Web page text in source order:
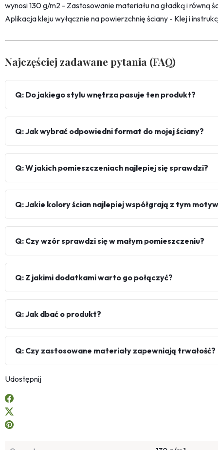
wynosi 130 g/m2 - Zastosowanie materiału na gładką i równą
Aplikacja kleju wyłącznie na powierzchnię ściany - Klej i
Najczęściej zadawane pytania (FAQ)
Q: Do jakiego stylu wnętrza pasuje ten produkt?
Q: Jak wybrać odpowiedni format do mojej ściany?
Q: W jakich pomieszczeniach najlepiej się sprawdzi?
Q: Jakie kolory ścian najlepiej współgrają z tym
Q: Czy wzór sprawdzi się w małym pomieszczeniu?
Q: Z jakimi dodatkami warto go połączyć?
Q: Jak dbać o produkt?
Q: Czy zastosowane materiały zapewniają trwałość?
Udostępnij